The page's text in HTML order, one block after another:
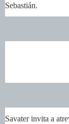
Sebastián.
Savater invita a